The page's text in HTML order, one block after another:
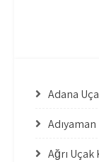
Adana
Ağrı Uçak